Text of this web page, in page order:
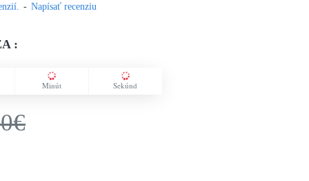
- Napísať recenziu
:
Minút Sekúnd